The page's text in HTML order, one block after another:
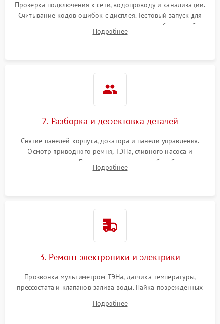
Проверка подключения к сети, водопроводу и канализации.
Считывание кодов ошибок с дисплея. Тестовый запуск для
выявления посторонних шумов, протечек или сбоев в работе
электронного модуля управления.
Подробнее
2. Разборка и дефектовка деталей
Снятие панелей корпуса, дозатора и панели управления.
Осмотр приводного ремня, ТЭНа, сливного насоса и
амортизаторов. Проверка подшипников барабана и
крестовины на износ, а манжеты люка на разрывы.
Подробнее
3. Ремонт электроники и электрики
Прозвонка мультиметром ТЭНа, датчика температуры,
прессостата и клапанов залива воды. Пайка поврежденных
Восстановление целостности проводки и контактов.
Подробнее